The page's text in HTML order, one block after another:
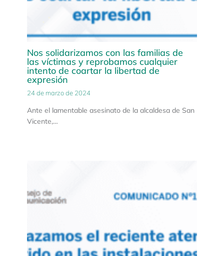
Nos solidarizamos con las familias de
las víctimas y reprobamos cualquier
intento de coartar la libertad de
expresión
24 de marzo de 2024
Ante el lamentable asesinato de la alcaldesa de San
Vicente,…